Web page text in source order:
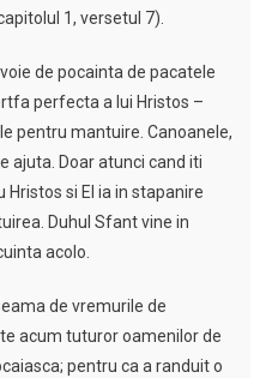
1, versetul 7).
de pocainta de pacatele
perfecta a lui Hristos –
pentru mantuire. Canoanele,
ajuta. Doar atunci cand iti
si El ia in stapanire
Duhul Sfant vine in
acolo.
de vremurile de
acum tuturor oamenilor de
pentru ca a randuit o